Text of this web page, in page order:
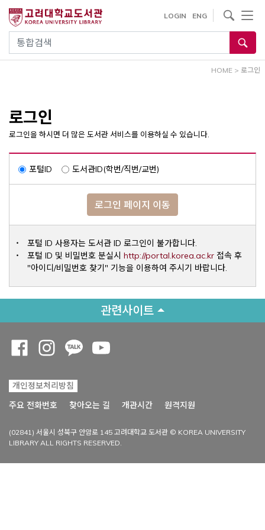
건
통합검색
LOGIN ENG
사이트내 검색
HOME > 로그인
로그인
로그인을 하시면 더 많은 도서관 서비스를 이용하실 수 있습니다.
포털ID 도서관ID(학번/직번/교번)
로그인 페이지 이동
포털 ID 사용자는 도서관 ID 로그인이 불가합니다.
포털 ID 및 비밀번호 분실시 http://portal.korea.ac.krOpens a
접속 후
"아이디/비밀번호 찾기" 기능을 이용하여 주시기 바랍니다.
관련사이트
개인정보처리방침
주요 전화번호
찾아오는 길 개관시간 원격지원
(02841) 서울시 성북구 안암로 145 고려대학교 도서관 © KOREA UNIVERSITY
LIBRARY ALL RIGHTS RESERVED.
Opens a new window
Opens a new window
Opens a new window